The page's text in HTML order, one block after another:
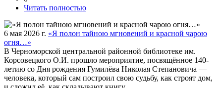
Читать полностью
6 мая 2026 г. «Я полон тайною мгновений и красной чарою
огня…»
В Черноморской центральной районной библиотеке им.
Корсовецкого О.И. прошло мероприятие, посвящённое 140-
летию со Дня рождения Гумилёва Николая Степановича —
человека, который сам построил свою судьбу, как строят дом,